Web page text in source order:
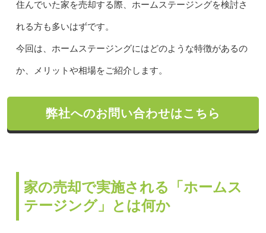
住んでいた家を売却する際、ホームステージングを検討さ
れる方も多いはずです。
今回は、ホームステージングにはどのような特徴があるの
か、メリットや相場をご紹介します。
弊社へのお問い合わせはこちら
家の売却で実施される「ホームス
テージング」とは何か